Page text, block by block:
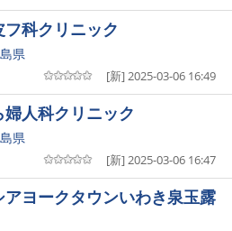
フ科クリニック
県
[新] 2025-03-06 16:49
人科クリニック
県
[新] 2025-03-06 16:47
アヨークタウンいわき泉玉露